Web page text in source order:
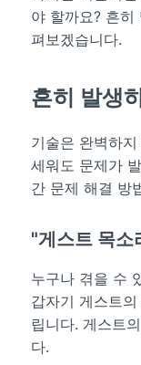
야 할까요? 흔
펴보겠습니다.
흔히 발생
기술은 완벽하
세워도 문제가
간 문제 해결 방
"게스트 목소
누구나 겪을 수
갑자기 게스트
립니다. 게스트
다.